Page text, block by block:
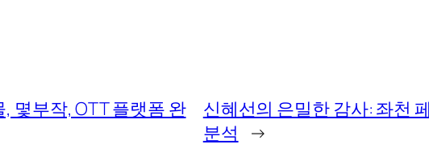
몇부작, OTT 플랫폼 완
신혜선의 은밀한 감사: 좌천
분석
→